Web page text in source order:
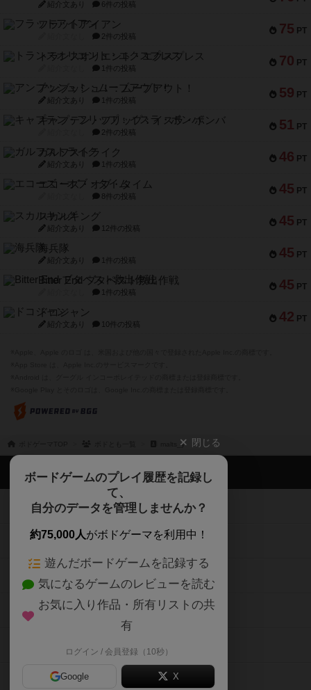
紹介文あり 6件の投稿
75 PT
フラットアイアン
2件の投稿
70 PT
トランスオリエント・エクスプレス
1件の投稿
59 PT
アンブッシュ！：ムーブアウト！
紹介文あり 1件の投稿
51 PT
キャプテン・フリップ：イスラ・ボンバ
2件の投稿
46 PT
ガルフストライク
紹介文あり 1件の投稿
45 PT
エコーズ・オブ・タイム
8件の投稿
45 PT
スカルキング
紹介文あり 12件の投稿
45 PT
海兵隊
紹介文あり 1件の投稿
45 PT
Bitter End ブタペスト救出作戦
1件の投稿
42 PT
ドコジャン
紹介文あり 10件の投稿
malts_y 閉じる
ボードゲームのプレイ履歴を記録し
て、
自分のデータを管理しませんか？
約75,000人がボドゲーマを利用中！
遊んだボードゲームを記録する
気になるゲームのレビューを読む
お気に入り作品・所有リストの共
有
ログイン / 会員登録（10秒）
Google X
ボドゲーマTOP
ボードゲームを検索する
ボードゲームの新着レビュー
ボードゲーム会情報
メカニクス特集
掲示板・トピックス
ボドとも・会員一覧